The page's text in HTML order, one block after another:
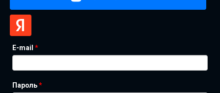
E-mail*
Пароль*